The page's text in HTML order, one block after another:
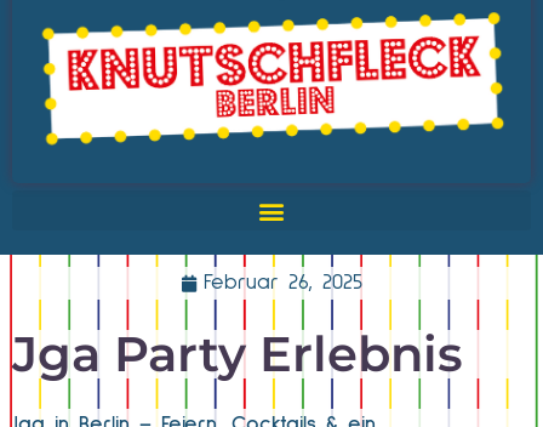
Februar 26, 2025
Jga Party Erlebnis